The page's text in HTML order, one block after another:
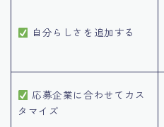
自分らしさを追加する
応募企業に合わせてカス
タマイズ